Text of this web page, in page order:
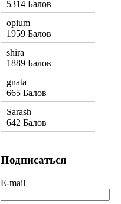
5314 Балов
opium
1959 Балов
shira
1889 Балов
gnata
665 Балов
Sarash
642 Балов
Подписаться
E-mail